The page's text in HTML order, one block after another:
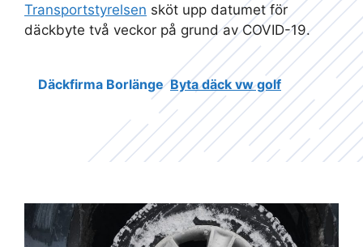
Transportstyrelsen sköt upp datumet för
däckbyte två veckor på grund av COVID-19.
Däckfirma Borlänge Byta däck vw golf